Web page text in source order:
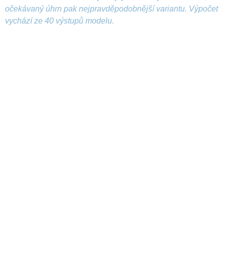
očekávaný úhrn pak nejpravděpodobnější variantu. Výpočet
vychází ze 40 výstupů modelu.